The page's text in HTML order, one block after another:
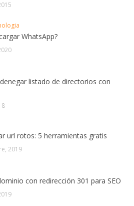
WhatsApp?
listado de directorios con
url rotos: 5 herramientas gratis
2019
con redirección 301 para SEO